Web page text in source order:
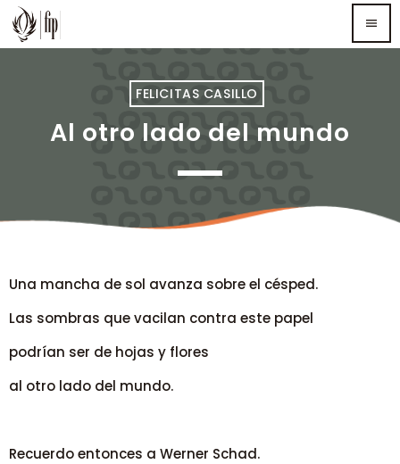
menu
Sorry, there is nothing for the moment.
FELICITAS CASILLO
Al otro lado del mundo
Una mancha de sol avanza sobre el césped.
Las sombras que vacilan contra este papel
podrían ser de hojas y flores
al otro lado del mundo.
Recuerdo entonces a Werner Schad.